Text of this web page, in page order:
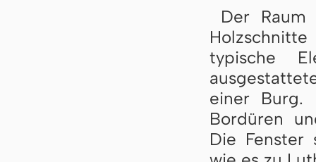
Der
typische
einer Burg.
Bordüren
Die Fenster